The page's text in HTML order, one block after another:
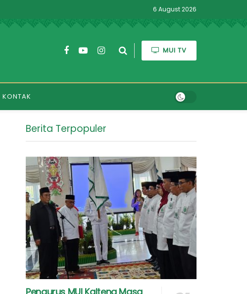
6 August 2026
MUI TV
KONTAK
Berita Terpopuler